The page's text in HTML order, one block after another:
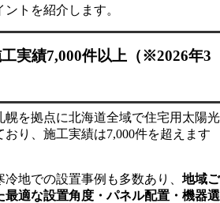
トを紹介します。
実績7,000件以上（※2026年3
幌を拠点に北海道全域で住宅用太陽光
り、施工実績は7,000件を超えます
地での設置事例も多数あり、 地域ご
最適な設置角度・パネル配置・機器選